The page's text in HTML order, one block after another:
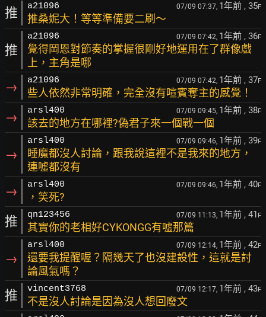
推 a21096 07/09 07:37, 1年前 , 35F
推桑妮大！等等準備要二刷～
推
a21096 07/09 07:42, 1年前 , 36F
覺得岡恩對節奏的掌握很剛好地運用在了群像戲
上，主角是哪
→ a21096 07/09 07:42, 1年前 , 37F
些人依然非常明確，完全沒有喧賓奪主的感覺！
→ arsl400 07/09 09:45, 1年前 , 38F
該去的地方在哪裡?偽君子來一個戰一個
→
arsl400 07/09 09:46, 1年前 , 39F
睡魔都沒人討論，跟我說這裡不是我來的地方，
連噓都沒有
→ arsl400 07/09 09:46, 1年前 , 40F
，笑死?
推 qn123456 07/09 11:13, 1年前 , 41 F
其實你的老相好CYKONGG有噓那篇
→
arsl400 07/09 12:14, 1年前 , 42F
還要我提醒喔？隔幾天了也沒建設性，這就是討
論風氣嗎？
推 vincent3768 07/09 12:17, 1年前 , 43F
不是沒人討論是因為沒人想回廢文